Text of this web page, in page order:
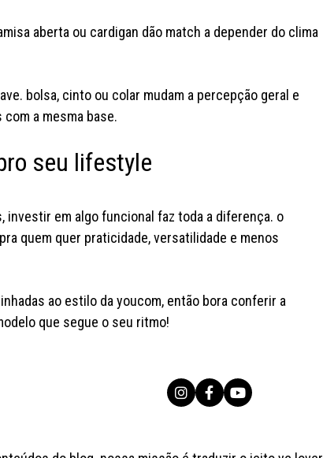
aberta ou cardigan dão match a depender do clima
bolsa, cinto ou colar mudam a percepção geral e
a mesma base.
seu lifestyle
em algo funcional faz toda a diferença. o
quem quer praticidade, versatilidade e menos
ao estilo da youcom, então bora conferir a
que segue o seu ritmo!